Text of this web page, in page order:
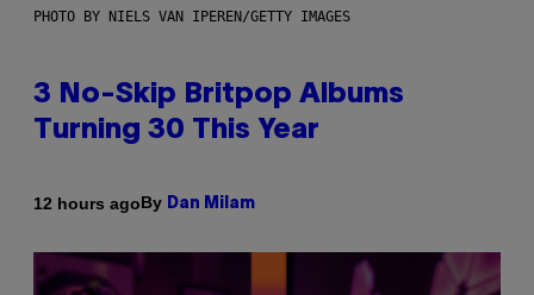
PHOTO BY NIELS VAN IPEREN/GETTY IMAGES
3 No-Skip Britpop Albums
Turning 30 This Year
12 hours agoBy Dan Milam